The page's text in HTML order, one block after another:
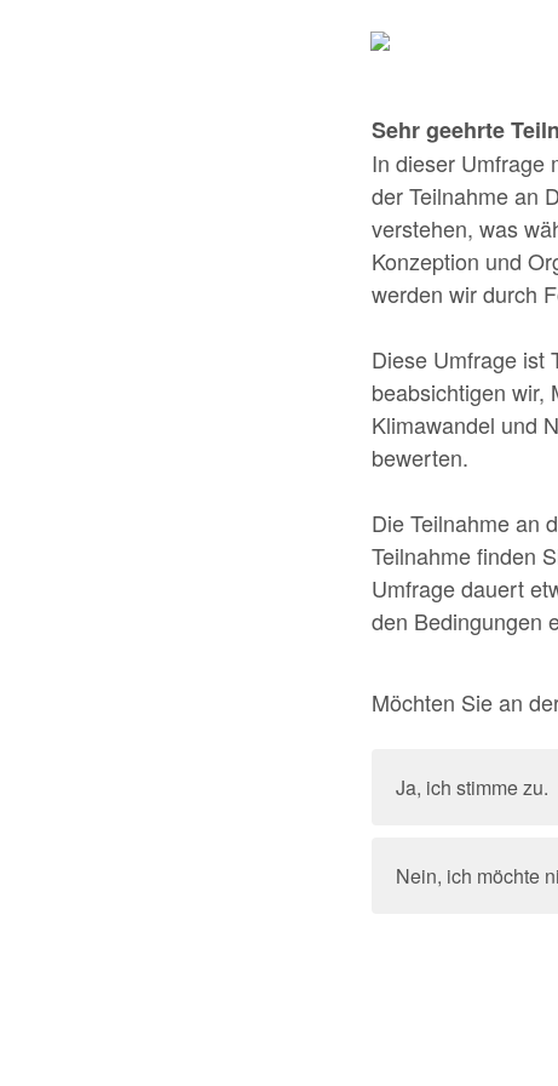
Sehr geehrte
In dieser Umfrage
der Teilnahme an
verstehen, was
Konzeption und
werden wir durch
Diese Umfrage ist
beabsichtigen wir,
Klimawandel und
bewerten.
Die Teilnahme an
Teilnahme finden
Umfrage dauert
den Bedingungen
Möchten Sie an
Ja, ich stimme zu.
Nein, ich möchte